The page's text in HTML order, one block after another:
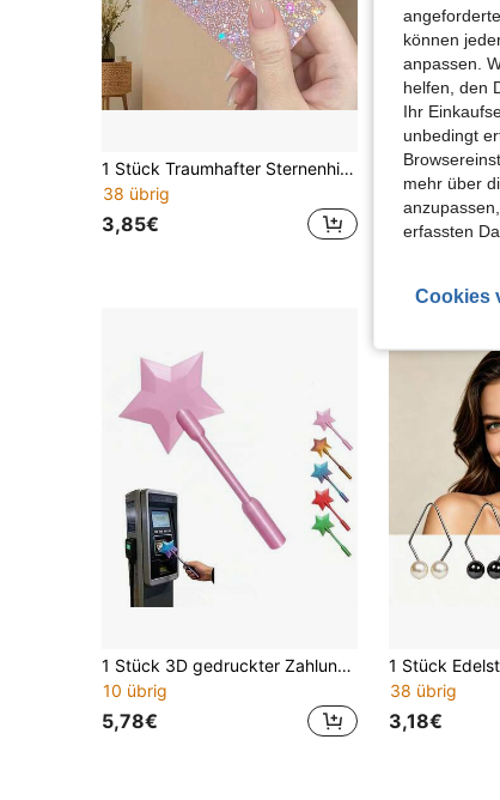
1 Stück Traumhafter Sternenhimmel Farbverlauf Glitzer Sternenmuster Bankkarte Kreditkarte Debitkarte Verkehrskarte Zimmerschlüsselkarte Schutzfolie Kratzschutz Kartenhülle
38 übrig
3,85€
4,24€
1 Stück 3D gedruckter Zahlungsstab, mit kontaktloser Zahlungsfunktion, sternförmiger Stab, kontaktlose Kreditkartenhülle, geeignet für Zahlungsszenarien
10 übrig
5,78€
38 übrig
3,18€
können
anpassen.
helfen, den
Ihr
unbedingt
mehr über
erfassten
Cookies